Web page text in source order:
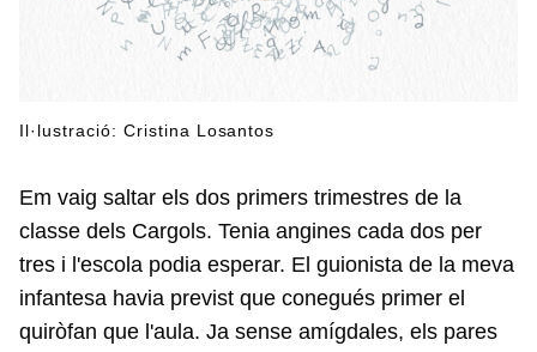
Il·lustració: Cristina Losantos
Em vaig saltar els dos primers trimestres de la
classe dels Cargols. Tenia angines cada dos per
tres i l'escola podia esperar. El guionista de la meva
infantesa havia previst que conegués primer el
quiròfan que l'aula. Ja sense amígdales, els pares